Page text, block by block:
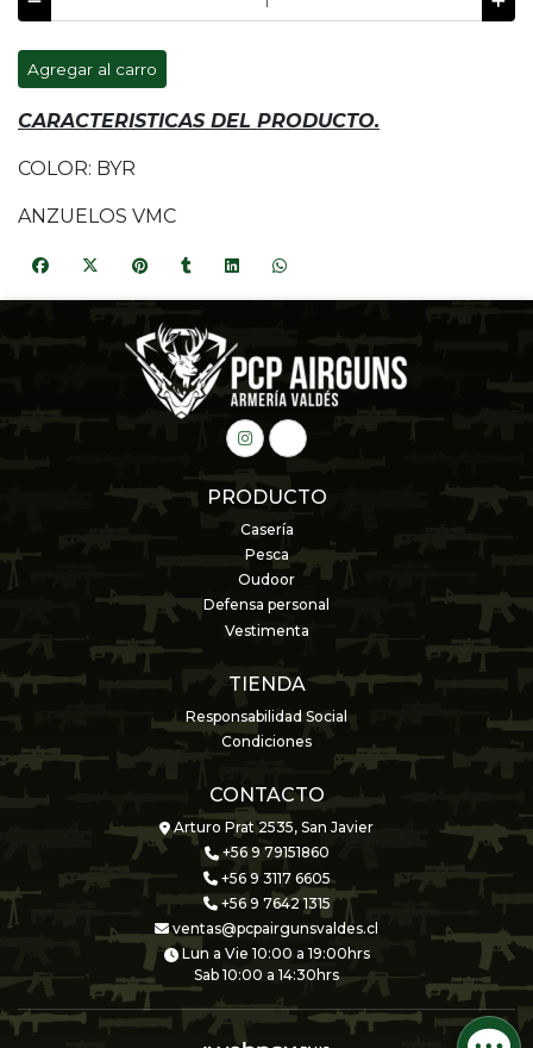
Agregar al carro
CARACTERISTICAS DEL PRODUCTO.
COLOR: BYR
ANZUELOS VMC
PRODUCTO
Casería
Pesca
Oudoor
Defensa personal
Vestimenta
TIENDA
Responsabilidad Social
Condiciones
CONTACTO
Arturo Prat 2535, San Javier
+56 9 79151860
+56 9 3117 6605
+56 9 7642 1315
ventas@pcpairgunsvaldes.cl
Lun a Vie 10:00 a 19:00hrs
Sab 10:00 a 14:30hrs